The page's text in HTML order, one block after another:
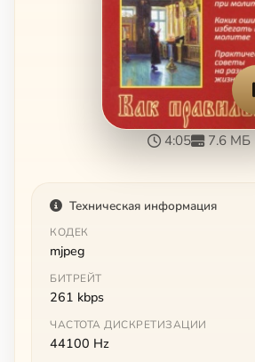
4:05 7.6 МБ
Техническая информация
КОДЕК
mjpeg
БИТРЕЙТ
261 kbps
ЧАСТОТА ДИСКРЕТИЗАЦИИ
44100 Hz